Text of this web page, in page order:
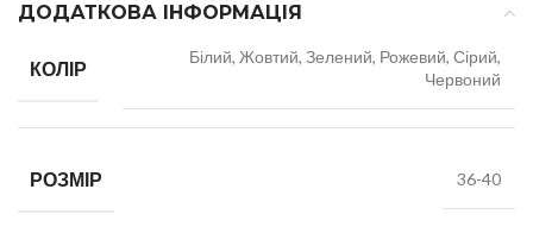
ДОДАТКОВА ІНФОРМАЦІЯ
КОЛІР
Білий, Жовтий, Зелений, Рожевий, Сірий,
Червоний
РОЗМІР 36-40